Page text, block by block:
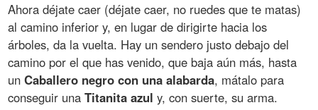
Ahora déjate caer (déjate caer, no ruedes que te matas)
al camino inferior y, en lugar de dirigirte hacia los
árboles, da la vuelta. Hay un sendero justo debajo del
camino por el que has venido, que baja aún más, hasta
unCaballero negro con una alabarda, mátalo para
conseguir unaTitanita azul y, con suerte, su arma.